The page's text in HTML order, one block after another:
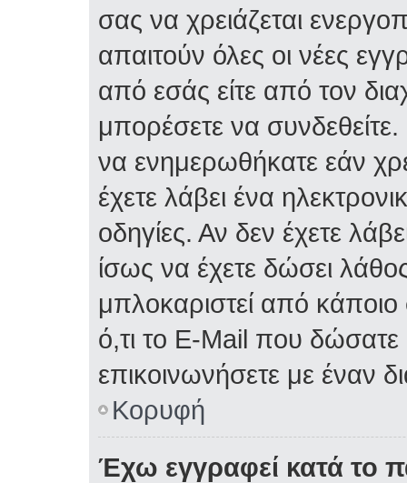
σας να χρειάζεται
απαιτούν όλες οι νέες
από εσάς είτε από τον
μπορέσετε να
να ενημερωθήκατε εάν
έχετε λάβει ένα
οδηγίες. Αν δεν έχετε
ίσως να έχετε δώσει
μπλοκαριστεί από
ό,τι το E-Mail που
επικοινωνήσετε με έναν
Κορυφή
Έχω εγγραφεί κατά το